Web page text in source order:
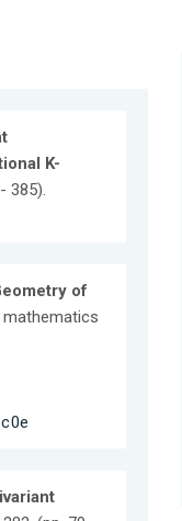
K-
385).
of
mathematics